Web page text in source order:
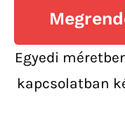
Egyedi
kapcsolatban